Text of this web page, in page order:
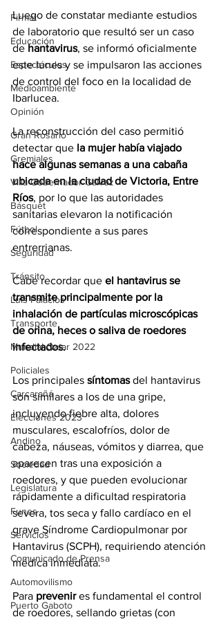
Firmat
Educación
Espectáculos
Medioambiente
Opinión
Gran Rosario
Gremiales
Villa Gobernador Gálvez
Básquet
Fútbol
Seguridad
Tránsito
Luis Palacios
Transporte
Mundial Qatar 2022
Policiales
Carcarañá
Elecciones 2023
Andino
Sociedad
Legislatura
Funes
Servicios
Comunicado de Prensa
Automovilismo
Puerto Gaboto
Luego de constatar mediante estudios
de laboratorio que resultó ser un caso
de hantavirus, se informó oficialmente
este lunes y se impulsaron las acciones
de control del foco en la localidad de
Ibarlucea.
La reconstrucción del caso permitió
detectar que la mujer había viajado
hace algunas semanas a una cabaña
ubicada en la ciudad de Victoria, Entre
Ríos, por lo que las autoridades
sanitarias elevaron la notificación
correspondiente a sus pares
entrerrianas.
Cabe recordar que el hantavirus se
transmite principalmente por la
inhalación de partículas microscópicas
de orina, heces o saliva de roedores
infectados.
Los principales síntomas del hantavirus
son similares a los de una gripe,
incluyendo fiebre alta, dolores
musculares, escalofríos, dolor de
cabeza, náuseas, vómitos y diarrea, que
aparecen tras una exposición a
roedores, y que pueden evolucionar
rápidamente a dificultad respiratoria
severa, tos seca y fallo cardíaco en el
grave Síndrome Cardiopulmonar por
Hantavirus (SCPH), requiriendo atención
médica inmediata.
Para prevenir es fundamental el control
de roedores, sellando grietas (con